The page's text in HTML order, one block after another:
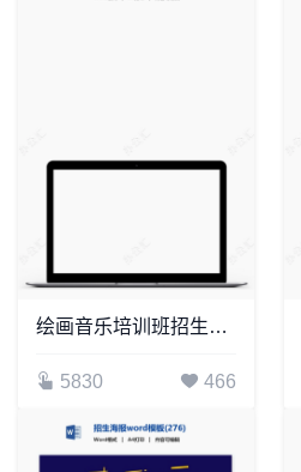
绘画音乐培训班招生海报Word模板
5830 466